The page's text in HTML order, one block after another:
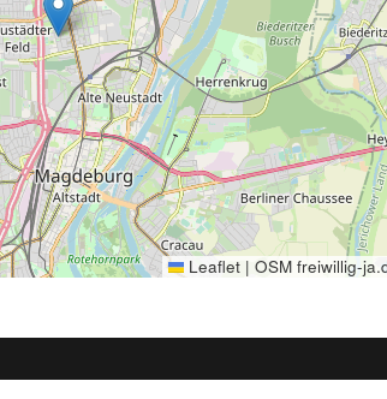
Leaflet | OSM freiwillig-